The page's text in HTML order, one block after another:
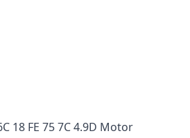
18 FE 75 7C 4.9D Motor